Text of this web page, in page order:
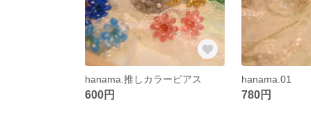
hanama.推しカラーピアス
600円
hanama.01
780円